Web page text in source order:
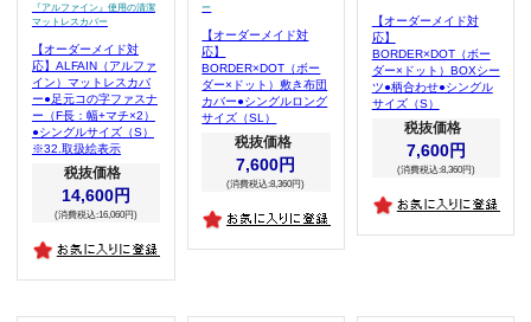
『アルファイン』使用の清潔
マットレスカバー
【オーダーメイド対
応】ALFAIN（アルファ
イン）マットレスカバ
ー●足元コの字ファスナ
ー（F長：幅+マチ×2）
●シングルサイズ（S）
※32.取扱絵表示
税抜価格
14,600円
(消費税込:16,060円)
ー
【オーダーメイド対
応】
BORDER×DOT（ボー
ダー×ドット）敷き布団
カバー●シングルロング
サイズ（SL）
税抜価格
7,600円
(消費税込:8,360円)
【オーダーメイド対
応】
BORDER×DOT（ボー
ダー×ドット）BOXシー
ツ●柄合わせ●シングル
サイズ（S）
税抜価格
7,600円
(消費税込:8,360円)